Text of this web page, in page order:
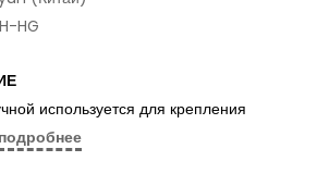
HG
используется для крепления
подробнее